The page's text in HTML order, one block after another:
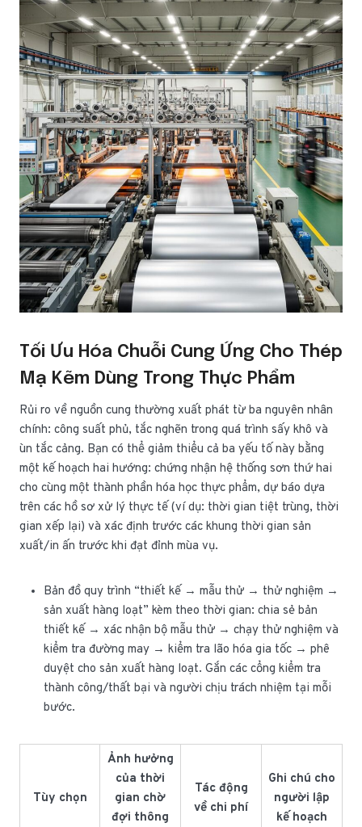
Tối Ưu Hóa Chuỗi Cung Ứng Cho Thép
Mạ Kẽm Dùng Trong Thực Phẩm
Rủi ro về nguồn cung thường xuất phát từ ba nguyên nhân
chính: công suất phủ, tắc nghẽn trong quá trình sấy khô và
ùn tắc cảng. Bạn có thể giảm thiểu cả ba yếu tố này bằng
một kế hoạch hai hướng: chứng nhận hệ thống sơn thứ hai
cho cùng một thành phần hóa học thực phẩm, dự báo dựa
trên các hồ sơ xử lý thực tế (ví dụ: thời gian tiệt trùng, thời
gian xếp lại) và xác định trước các khung thời gian sản
xuất/in ấn trước khi đạt đỉnh mùa vụ.
Bản đồ quy trình “thiết kế → mẫu thử → thử nghiệm →
sản xuất hàng loạt” kèm theo thời gian: chia sẻ bản
thiết kế → xác nhận bộ mẫu thử → chạy thử nghiệm và
kiểm tra đường may → kiểm tra lão hóa gia tốc → phê
duyệt cho sản xuất hàng loạt. Gắn các cổng kiểm tra
thành công/thất bại và người chịu trách nhiệm tại mỗi
bước.
Tùy chọn
Ảnh hưởng
của thời
gian chờ
đợi thông
Tác động
về chi phí
Ghi chú cho
người lập
kế hoạch